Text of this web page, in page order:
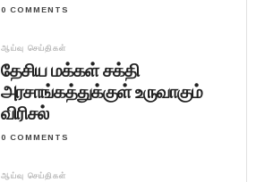
0 COMMENTS
ஆய்வு செய்திகள்
தேசிய மக்கள் சக்தி
அரசாங்கத்துக்குள் உருவாகும்
விரிசல்
0 COMMENTS
ஆய்வு செய்திகள்